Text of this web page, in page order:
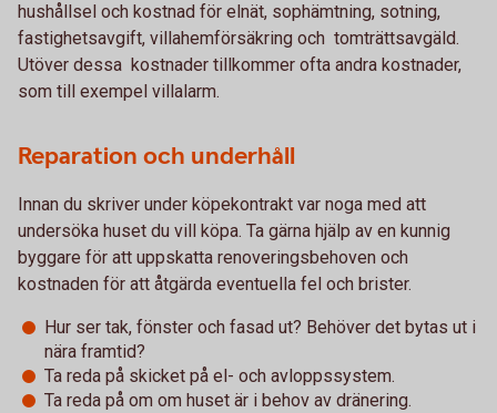
hushållsel och kostnad för elnät, sophämtning, sotning,
fastighetsavgift, villahemförsäkring och tomträttsavgäld.
Utöver dessa kostnader tillkommer ofta andra kostnader,
som till exempel villalarm.
Reparation och underhåll
Innan du skriver under köpekontrakt var noga med att
undersöka huset du vill köpa. Ta gärna hjälp av en kunnig
byggare för att uppskatta renoveringsbehoven och
kostnaden för att åtgärda eventuella fel och brister.
Hur ser tak, fönster och fasad ut? Behöver det bytas ut i
nära framtid?
Ta reda på skicket på el- och avloppssystem.
Ta reda på om om huset är i behov av dränering.